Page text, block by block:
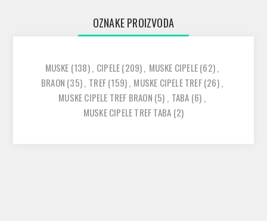
OZNAKE PROIZVODA
MUSKE (138), CIPELE(209), MUSKE CIPELE(62),
BRAON (35), TREF(159), MUSKE CIPELE TREF(26),
MUSKE CIPELE TREF BRAON (5) , TABA (6) ,
MUSKE CIPELE TREF TABA (2)